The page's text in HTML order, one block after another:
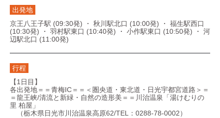
出発地
京王八王子駅 (09:30発) ・ 秋川駅北口 (10:00発) ・ 福生駅西口
(10:30発) ・ 羽村駅東口 (10:40発) ・ 小作駅東口 (10:50発) ・ 河
辺駅北口 (11:00発)
行程
【1日目】
各出発地＝＝青梅IC＝＝＜圏央道・東北道・日光宇都宮道路＞＝
＝龍王峡/清流と新緑・自然の造形美＝＝川治温泉「湯けむりの
里 柏屋」
（栃木県日光市川治温泉高原62/TEL：0288-78-0002）